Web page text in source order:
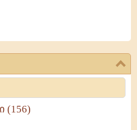
(156)